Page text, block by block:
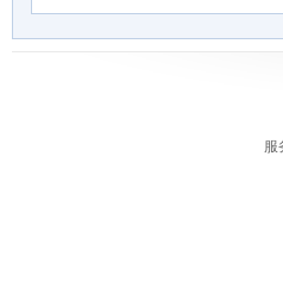
服